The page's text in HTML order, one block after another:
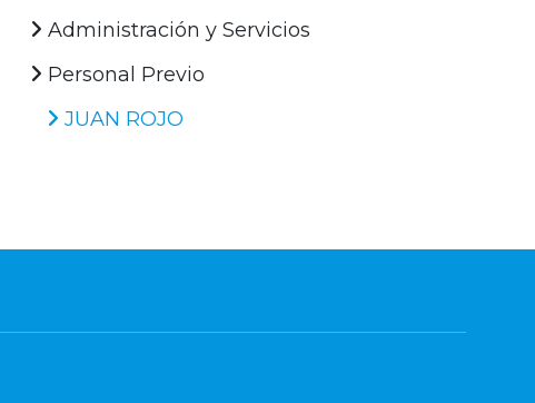
Administración y Servicios
Personal Previo
JUAN ROJO